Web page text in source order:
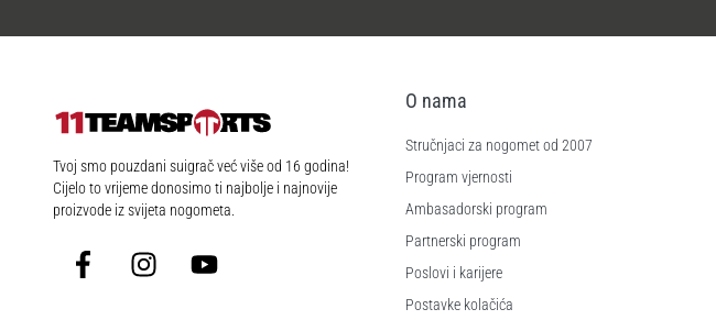
11teamsports.hr
Tvoj smo pouzdani suigrač već više od 16 godina!
Cijelo to vrijeme donosimo ti najbolje i najnovije
proizvode iz svijeta nogometa.
FacebookInstagramYouTube
O nama
Stručnjaci za nogomet od 2007
Program vjernosti
Ambasadorski program
Partnerski program
Poslovi i karijere
Postavke kolačića